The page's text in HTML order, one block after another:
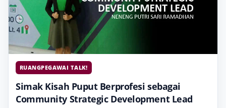
RUANGPEGAWAI TALK!
Simak Kisah Puput Berprofesi sebagai
Community Strategic Development Lead